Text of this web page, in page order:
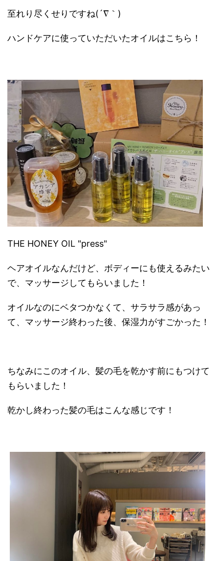
至れり尽くせりですね(´∇｀)
ハンドケアに使っていただいたオイルはこちら！
THE HONEY OIL "press"
ヘアオイルなんだけど、ボディーにも使えるみたい
で、マッサージしてもらいました！
オイルなのにベタつかなくて、サラサラ感があっ
て、マッサージ終わった後、保湿力がすごかった！
ちなみにこのオイル、髪の毛を乾かす前にもつけて
もらいました！
乾かし終わった髪の毛はこんな感じです！